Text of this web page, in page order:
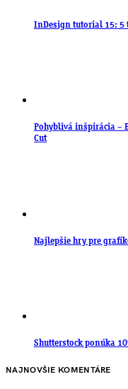
InDesign tutorial 15: 5
Pohyblivá inšpirácia –
Cut
Najlepšie hry pre
Shutterstock ponúka
NAJNOVŠIE KOMENTÁRE